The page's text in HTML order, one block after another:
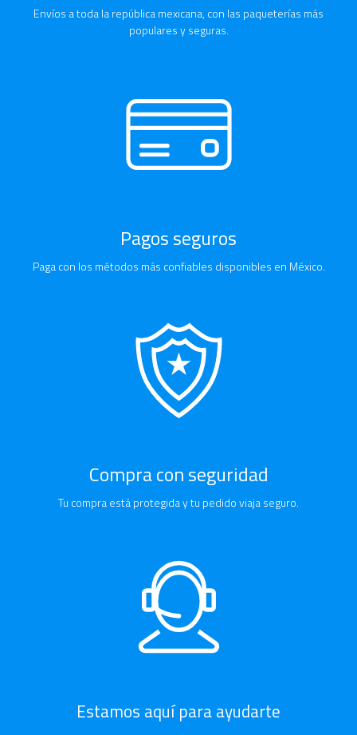
Envíos a toda la república mexicana, con las paqueterías más
populares y seguras.
Pagos seguros
Paga con los métodos más confiables disponibles en México.
Compra con seguridad
Tu compra está protegida y tu pedido viaja seguro.
Estamos aquí para ayudarte